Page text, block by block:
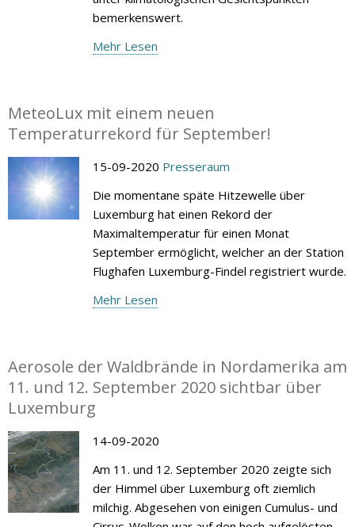
bemerkenswert.
Mehr Lesen
MeteoLux mit einem neuen
Temperaturrekord für September!
15-09-2020 Presseraum
Die momentane späte Hitzewelle über
Luxemburg hat einen Rekord der
Maximaltemperatur für einen Monat
September ermöglicht, welcher an der Station
Flughafen Luxemburg-Findel registriert wurde.
Mehr Lesen
Aerosole der Waldbrände in Nordamerika am
11. und 12. September 2020 sichtbar über
Luxemburg
14-09-2020
Am 11. und 12. September 2020 zeigte sich
der Himmel über Luxemburg oft ziemlich
milchig. Abgesehen von einigen Cumulus- und